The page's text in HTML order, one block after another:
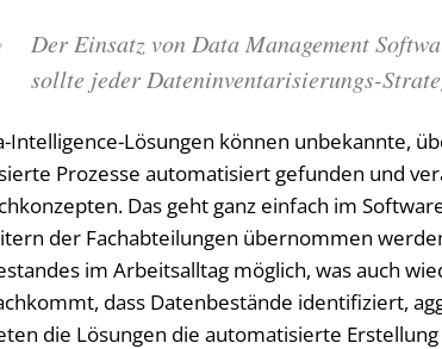
Der Einsatz von Data Management
sollte jeder Dateninventarisierungs-
Intelligence-Lösungen können unbekannte,
Prozesse automatisiert gefunden und
Das geht ganz einfach im
der Fachabteilungen übernommen
im Arbeitsalltag möglich, was auch
dass Datenbestände identifiziert,
die Lösungen die automatisierte